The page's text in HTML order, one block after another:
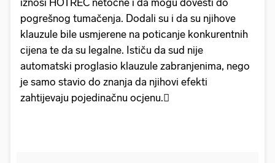
iznosi HOTREC netočne i da mogu dovesti do
pogrešnog tumačenja. Dodali su i da su njihove
klauzule bile usmjerene na poticanje konkurentnih
cijena te da su legalne. Ističu da sud nije
automatski proglasio klauzule zabranjenima, nego
je samo stavio do znanja da njihovi efekti
zahtijevaju pojedinačnu ocjenu.